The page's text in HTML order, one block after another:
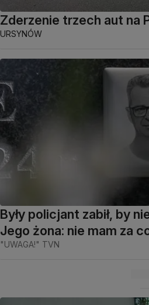
Zderzenie trzech aut na
URSYNÓW
Były policjant zabił, by
Jego żona: nie mam za
"UWAGA!" TVN